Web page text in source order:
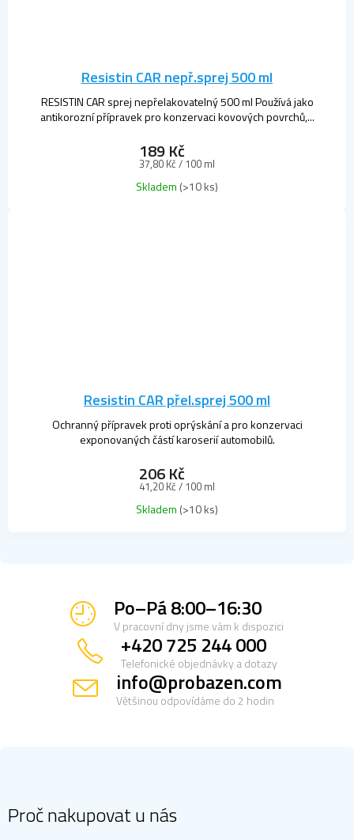
Resistin CAR nepř.sprej 500 ml
189 Kč
Měrná
37,80 Kč / 100 ml
RESISTIN CAR sprej nepřelakovatelný 500 ml Používá jako
antikorozní přípravek pro konzervaci kovových povrchů,...
Skladem (>10 ks)
Resistin CAR přel.sprej 500 ml
206 Kč
Měrná
41,20 Kč / 100 ml
Ochranný přípravek proti oprýskání a pro konzervaci
exponovaných částí karoserií automobilů.
Skladem (>10 ks)
Po–Pá 8:00–16:30
V pracovní dny jsme vám k dispozici
+420 725 244 000
Telefonické objednávky a dotazy
info@probazen.com
Většinou odpovídáme do 2 hodin
Proč nakupovat u nás